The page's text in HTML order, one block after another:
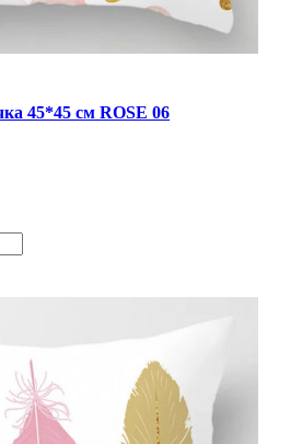
45*45 см ROSE 06